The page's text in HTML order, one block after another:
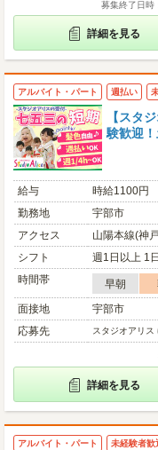
募集終了日時
詳細を見る
アルバイト・パート 週払い
【スタ
験歓迎
給与
時給1100円
勤務地
宇部市
アクセス
山陽本線(神
シフト
週1日以上 1
時間帯
早朝
面接地
宇部市
応募先
スタジオアリス
詳細を見る
アルバイト・パート 未経験者歓